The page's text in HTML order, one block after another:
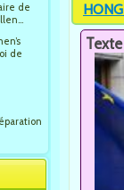
de
de